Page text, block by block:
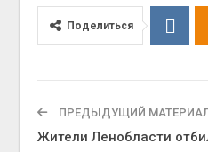
Поделиться
ПРЕДЫДУЩИЙ
Жители Ленобласти